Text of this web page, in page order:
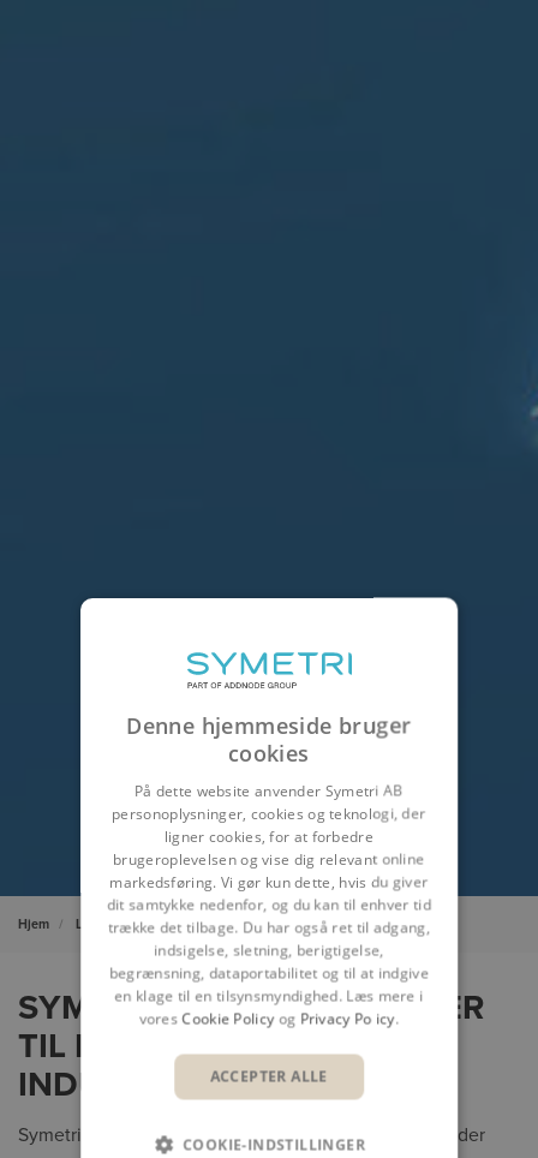
Hjem Løsninger Symetris egne løsninger
SYMETRIS EGNE LØSNINGER
TIL BYGGERIET OG
INDUSTRIEN
Symetris egenudviklede software hjælper virksomheder
Denne hjemmeside bruger
cookies
På dette website anvender Symetri AB
personoplysninger, cookies og teknologi, der
ligner cookies, for at forbedre
brugeroplevelsen og vise dig relevant online
markedsføring. Vi gør kun dette, hvis du giver
dit samtykke nedenfor, og du kan til enhver tid
trække det tilbage. Du har også ret til adgang,
indsigelse, sletning, berigtigelse,
begrænsning, dataportabilitet og til at indgive
en klage til en tilsynsmyndighed. Læs mere i
voresCookie Policyog Privacy Policy.
ACCEPTER ALLE
COOKIE-INDSTILLINGER